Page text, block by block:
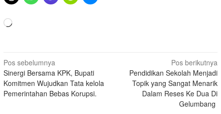
Navigasi
pos
Pos sebelumnya
Sinergi Bersama KPK, Bupati
Komitmen Wujudkan Tata kelola
Pemerintahan Bebas Korupsi.
Pos berikutnya
Pendidikan Sekolah Menjadi
Topik yang Sangat Menarik
Dalam Reses Ke Dua Di
Gelumbang